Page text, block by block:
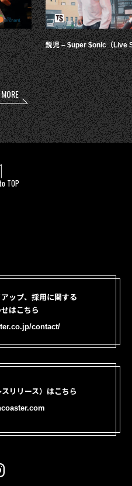
鋭児 – $uper $onic（Live
TOP
ップ、採用に関する
はこちら
contact/
リリース）はこちら